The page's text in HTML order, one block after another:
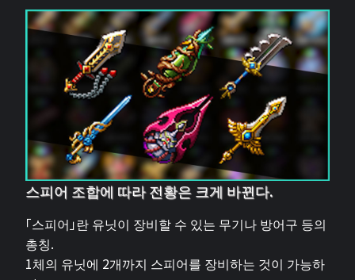
스피어 조합에 따라 전황은 크게 바뀐다.
「스피어」란 유닛이 장비할 수 있는 무기나 방어구 등의
총칭.
1체의 유닛에 2개까지 스피어를 장비하는 것이 가능하